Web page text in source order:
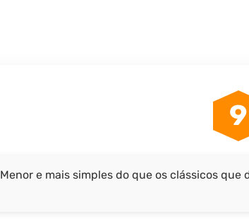
9
Menor e mais simples do que os clássicos